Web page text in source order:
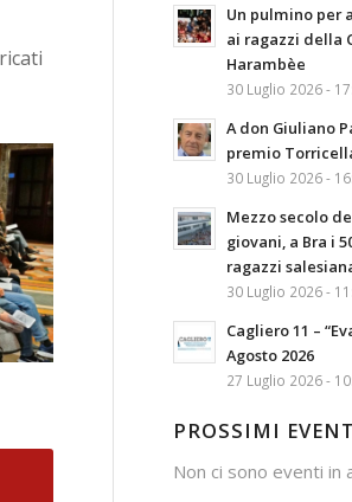
Un pulmino per
ai ragazzi della
Harambèe
30 Luglio 2026 -
A don Giuliano
premio
30 Luglio 2026 -
Mezzo secolo
giovani, a Bra i
ragazzi
30 Luglio 2026 -
Cagliero 11 –
Agosto 2026
27 Luglio 2026 -
PROSSIMI
Non ci sono eventi in